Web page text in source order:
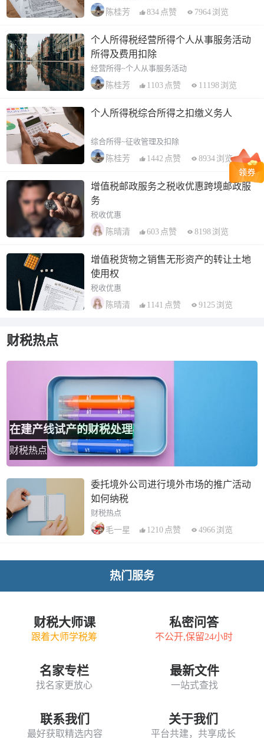
陈桂芳
834 点赞 7964 浏览
个人所得税经营所得个人从事服务活动
所得及费用扣除
经营所得~个人从事服务活动
陈桂芳
1103 点赞 11198 浏览
个人所得税综合所得之扣缴义务人
综合所得~征收管理及扣除
陈桂芳
1442 点赞 8934 浏览
增值税邮政服务之税收优惠跨境邮政服
务
税收优惠
陈晴清
603 点赞 8198 浏览
增值税货物之销售无形资产的转让土地
使用权
税收优惠
陈晴清
1141 点赞 9125 浏览
财税热点
在建产线试产的财税处理
财税热点
委托境外公司进行境外市场的推广活动
如何纳税
财税热点
毛一星
1210 点赞 4966 浏览
热门服务
财税大师课
跟着大师学税筹
私密问答
不公开,保留24小时
名家专栏
找名家更放心
最新文件
一站式查找
联系我们
最好获取精选内容
关于我们
平台共建，共享成长